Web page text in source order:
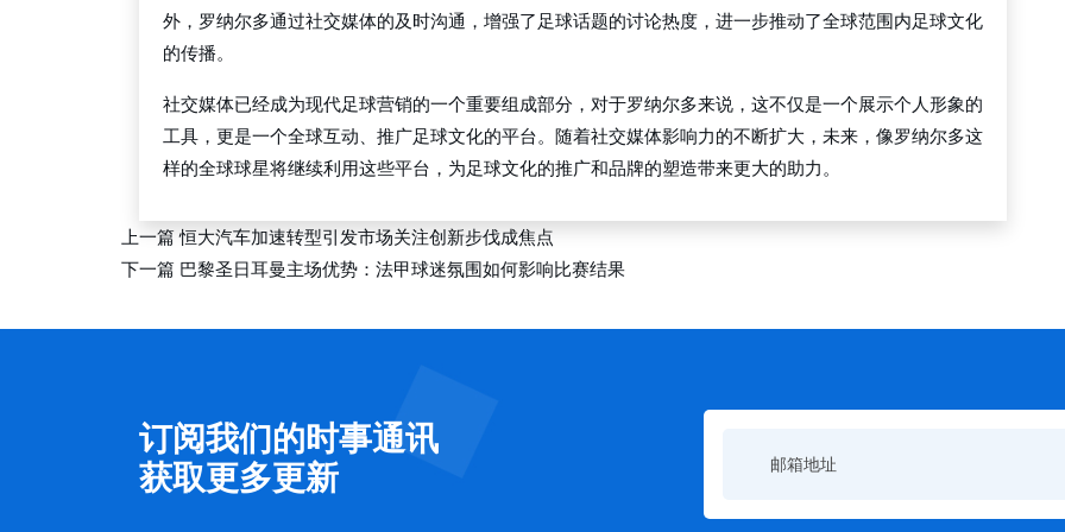
外，罗纳尔多通过社交媒体的及时沟通，增强了足球话题的讨论热度，进一步推动了全球范围内足球文化
的传播。
社交媒体已经成为现代足球营销的一个重要组成部分，对于罗纳尔多来说，这不仅是一个展示个人形象的
工具，更是一个全球互动、推广足球文化的平台。随着社交媒体影响力的不断扩大，未来，像罗纳尔多这
样的全球球星将继续利用这些平台，为足球文化的推广和品牌的塑造带来更大的助力。
上一篇恒大汽车加速转型引发市场关注创新步伐成焦点
下一篇 巴黎圣日耳曼主场优势：法甲球迷氛围如何影响比赛结果
订阅我们的时事通讯
获取更多更新